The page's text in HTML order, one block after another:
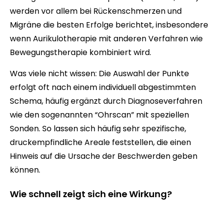
werden vor allem bei Rückenschmerzen und
Migräne die besten Erfolge berichtet, insbesondere
wenn Aurikulotherapie mit anderen Verfahren wie
Bewegungstherapie kombiniert wird.
Was viele nicht wissen: Die Auswahl der Punkte
erfolgt oft nach einem individuell abgestimmten
Schema, häufig ergänzt durch Diagnoseverfahren
wie den sogenannten “Ohrscan” mit speziellen
Sonden. So lassen sich häufig sehr spezifische,
druckempfindliche Areale feststellen, die einen
Hinweis auf die Ursache der Beschwerden geben
können.
Wie schnell zeigt sich eine Wirkung?